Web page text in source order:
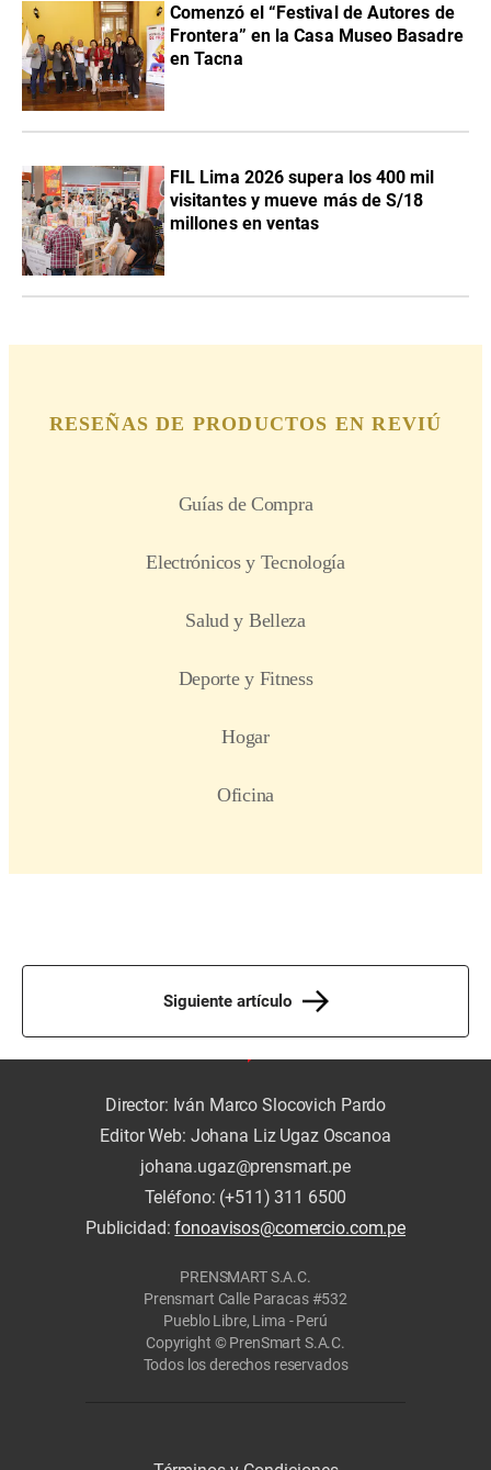
Comenzó el “Festival de Autores de
Frontera” en la Casa Museo Basadre
en Tacna
FIL Lima 2026 supera los 400 mil
visitantes y mueve más de S/18
millones en ventas
Siguiente artículo
Director: Iván Marco Slocovich Pardo
Editor Web: Johana Liz Ugaz Oscanoa
johana.ugaz@prensmart.pe
Teléfono: (+511) 311 6500
Publicidad:fonoavisos@comercio.com.pe
PRENSMART S.A.C.
Prensmart Calle Paracas #532
Pueblo Libre, Lima - Perú
Copyright © PrenSmart S.A.C.
Todos los derechos reservados